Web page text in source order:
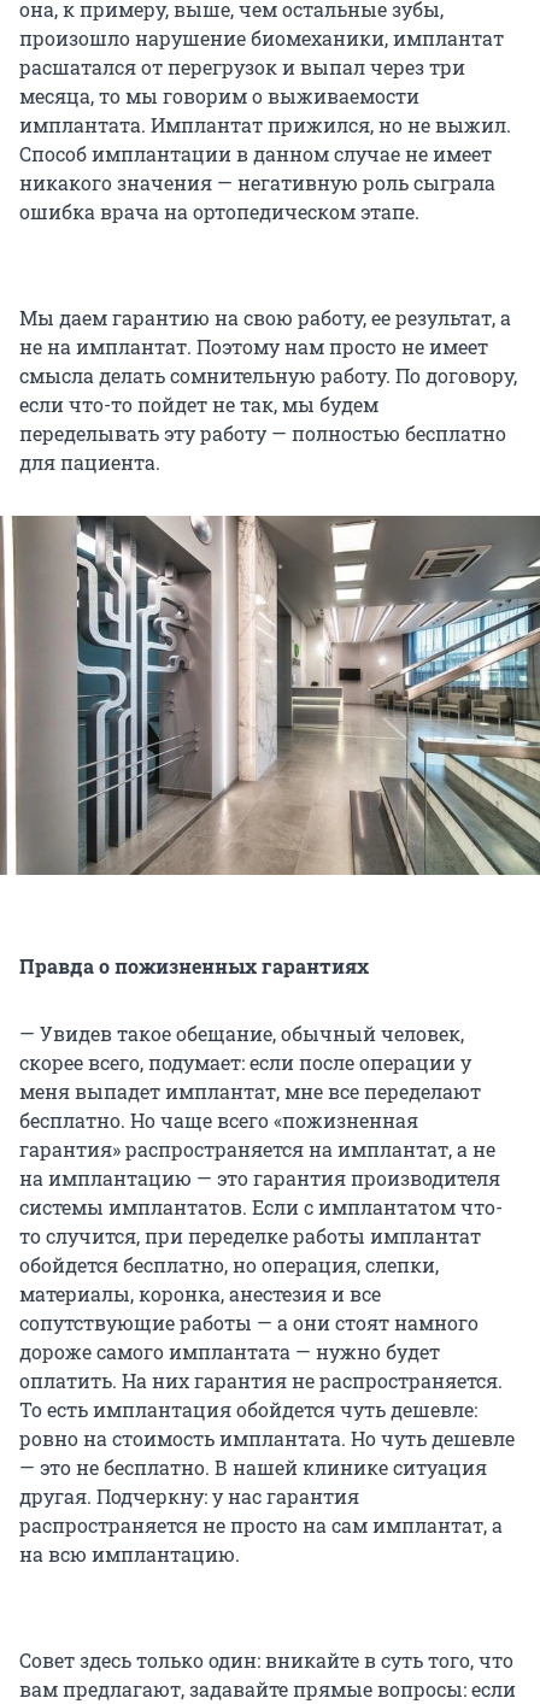
она, к примеру, выше, чем остальные зубы,
произошло нарушение биомеханики, имплантат
расшатался от перегрузок и выпал через три
месяца, то мы говорим о выживаемости
имплантата. Имплантат прижился, но не выжил.
Способ имплантации в данном случае не имеет
никакого значения — негативную роль сыграла
ошибка врача на ортопедическом этапе.
Мы даем гарантию на свою работу, ее результат, а
не на имплантат. Поэтому нам просто не имеет
смысла делать сомнительную работу. По договору,
если что-то пойдет не так, мы будем
переделывать эту работу — полностью бесплатно
для пациента.
Правда о пожизненных гарантиях
— Увидев такое обещание, обычный человек,
скорее всего, подумает: если после операции у
меня выпадет имплантат, мне все переделают
бесплатно. Но чаще всего «пожизненная
гарантия» распространяется на имплантат, а не
на имплантацию — это гарантия производителя
системы имплантатов. Если с имплантатом что-
то случится, при переделке работы имплантат
обойдется бесплатно, но операция, слепки,
материалы, коронка, анестезия и все
сопутствующие работы — а они стоят намного
дороже самого имплантата — нужно будет
оплатить. На них гарантия не распространяется.
То есть имплантация обойдется чуть дешевле:
ровно на стоимость имплантата. Но чуть дешевле
— это не бесплатно. В нашей клинике ситуация
другая. Подчеркну: у нас гарантия
распространяется не просто на сам имплантат, а
на всю имплантацию.
Совет здесь только один: вникайте в суть того, что
вам предлагают, задавайте прямые вопросы: если